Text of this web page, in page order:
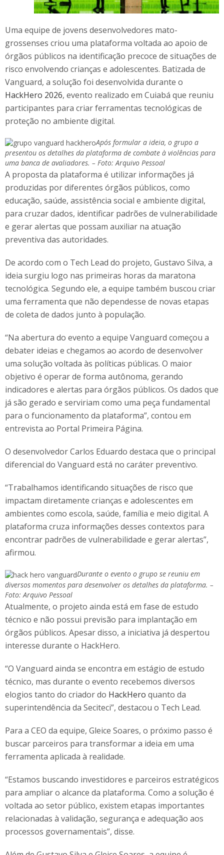
Uma equipe de jovens desenvolvedores mato-
grossenses criou uma plataforma voltada ao apoio de
órgãos públicos na identificação precoce de situações de
risco envolvendo crianças e adolescentes. Batizada de
Vanguard, a solução foi desenvolvida durante o
HackHero 2026, evento realizado em Cuiabá que reuniu
participantes para criar ferramentas tecnológicas de
proteção no ambiente digital.
Após formular a ideia, o grupo a
presentou os detalhes da plataforma de combate à violências para
uma banca de avaliadores. – Foto: Arquivo Pessoal
A proposta da plataforma é utilizar informações já
produzidas por diferentes órgãos públicos, como
educação, saúde, assistência social e ambiente digital,
para cruzar dados, identificar padrões de vulnerabilidade
e gerar alertas que possam auxiliar na atuação
preventiva das autoridades.
De acordo com o Tech Lead do projeto, Gustavo Silva, a
ideia surgiu logo nas primeiras horas da maratona
tecnológica. Segundo ele, a equipe também buscou criar
uma ferramenta que não dependesse de novas etapas
de coleta de dados junto à população.
“Na abertura do evento a equipe Vanguard começou a
debater ideias e chegamos ao acordo de desenvolver
uma solução voltada às políticas públicas. O maior
objetivo é operar de forma autônoma, gerando
indicadores e alertas para órgãos públicos. Os dados que
já são gerado e serviriam como uma peça fundamental
para o funcionamento da plataforma”, contou em
entrevista ao Portal Primeira Página.
O desenvolvedor Carlos Eduardo destaca que o principal
diferencial do Vanguard está no caráter preventivo.
“Trabalhamos identificando situações de risco que
impactam diretamente crianças e adolescentes em
ambientes como escola, saúde, família e meio digital. A
plataforma cruza informações desses contextos para
encontrar padrões de vulnerabilidade e gerar alertas”,
afirmou.
Durante o evento o grupo se reuniu em
diversos momentos para desenvolver os detalhes da plataforma. –
Foto: Arquivo Pessoal
Atualmente, o projeto ainda está em fase de estudo
técnico e não possui previsão para implantação em
órgãos públicos. Apesar disso, a iniciativa já despertou
interesse durante o HackHero.
“O Vanguard ainda se encontra em estágio de estudo
técnico, mas durante o evento recebemos diversos
elogios tanto do criador do HackHero quanto da
superintendência da Seciteci”, destacou o Tech Lead.
Para a CEO da equipe, Gleice Soares, o próximo passo é
buscar parceiros para transformar a ideia em uma
ferramenta aplicada à realidade.
“Estamos buscando investidores e parceiros estratégicos
para ampliar o alcance da plataforma. Como a solução é
voltada ao setor público, existem etapas importantes
relacionadas à validação, segurança e adequação aos
processos governamentais”, disse.